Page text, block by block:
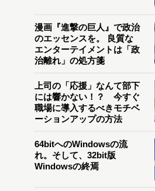
漫画『進撃の巨人』で政治
のエッセンスを。 良質な
エンターテイメントは「政
治離れ」の処方箋
上司の「応援」なんて部下
には響かない！？ 今すぐ
職場に導入するべきモチベ
ーションアップの方法
64bitへのWindowsの流
れ。そして、32bit版
Windowsの終焉